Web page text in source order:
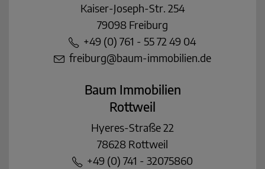
Kaiser-Joseph-Str. 254
79098 Freiburg
+49 (0) 761 - 55 72 49 04
freiburg@baum-immobilien.de
Baum Immobilien
Rottweil
Hyeres-Straße 22
78628 Rottweil
+49 (0) 741 - 32075860